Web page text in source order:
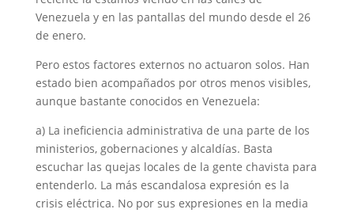
Venezuela y en las pantallas del mundo desde el 26
de enero.
Pero estos factores externos no actuaron solos. Han
estado bien acompañados por otros menos visibles,
aunque bastante conocidos en Venezuela:
a) La ineficiencia administrativa de una parte de los
ministerios, gobernaciones y alcaldías. Basta
escuchar las quejas locales de la gente chavista para
entenderlo. La más escandalosa expresión es la
crisis eléctrica. No por sus expresiones en la media